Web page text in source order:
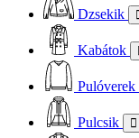
Dzsekik
Kabátok
Pulóverek
Pulcsik